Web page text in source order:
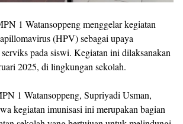
1 Watansoppeng menggelar kegiatan
(HPV) sebagai upaya
pada siswi. Kegiatan ini dilaksanakan
2025, di lingkungan sekolah.
1 Watansoppeng, Supriyadi Usman,
kegiatan imunisasi ini merupakan bagian